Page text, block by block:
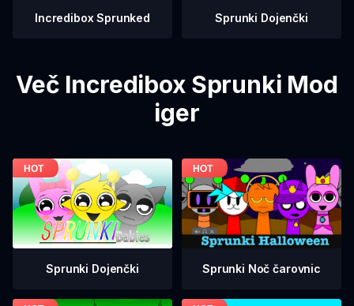
Incredibox Sprunked Sprunki Dojenčki
Več Incredibox Sprunki Mod
iger
Sprunki Dojenčki Sprunki Noč čarovnic